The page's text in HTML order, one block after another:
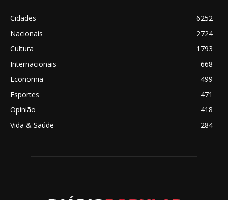
Cidades
6252
Nacionais
2724
Cultura
1793
Internacionais
668
Economia
499
Esportes
471
Opinião
418
Vida & Saúde
284